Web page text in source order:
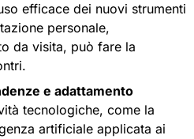
efficace dei nuovi strumenti
personale,
da visita, può fare la
e adattamento
tecnologiche, come la
artificiale applicata ai